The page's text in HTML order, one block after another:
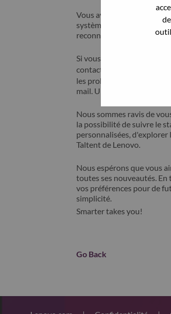
Vous avez postulé
systèmes; sélectionner
reconnecter.
Si vous rencontrez des
contacter nos équipes RH
les problèmes que vous
mail. Un membre de notre
Nous sommes ravis de
la possibilité de suivre le
personnalisées,
Taltent de Lenovo.
Nous espérons que vous
toutes ses nouveautés.
vos préférences pour de
simplicité.
Smarter takes you!
Go Back